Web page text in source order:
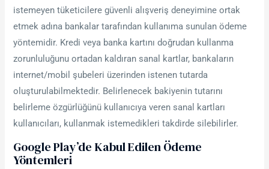
istemeyen tüketicilere güvenli alışveriş deneyimine ortak
etmek adına bankalar tarafından kullanıma sunulan ödeme
yöntemidir. Kredi veya banka kartını doğrudan kullanma
zorunluluğunu ortadan kaldıran sanal kartlar, bankaların
internet/mobil şubeleri üzerinden istenen tutarda
oluşturulabilmektedir. Belirlenecek bakiyenin tutarını
belirleme özgürlüğünü kullanıcıya veren sanal kartları
kullanıcıları, kullanmak istemedikleri takdirde silebilirler.
Google Play’de Kabul Edilen Ödeme
Yöntemleri